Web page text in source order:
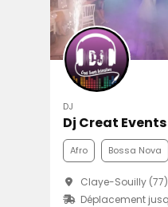
DJ
Afro Bossa Nova
Claye-Souilly (77)
Déplacement